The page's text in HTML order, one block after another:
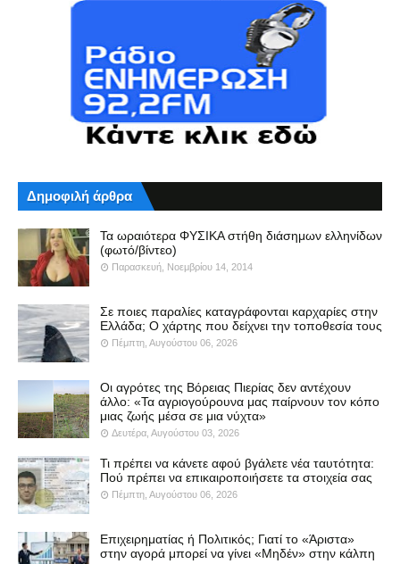
Δημοφιλή άρθρα
Τα ωραιότερα ΦΥΣΙΚΑ στήθη διάσημων ελληνίδων
(φωτό/βίντεο)
Παρασκευή, Νοεμβρίου 14, 2014
Σε ποιες παραλίες καταγράφονται καρχαρίες στην
Ελλάδα; Ο χάρτης που δείχνει την τοποθεσία τους
Πέμπτη, Αυγούστου 06, 2026
Οι αγρότες της Βόρειας Πιερίας δεν αντέχουν
άλλο: «Τα αγριογούρουνα μας παίρνουν τον κόπο
μιας ζωής μέσα σε μια νύχτα»
Δευτέρα, Αυγούστου 03, 2026
Τι πρέπει να κάνετε αφού βγάλετε νέα ταυτότητα:
Πού πρέπει να επικαιροποιήσετε τα στοιχεία σας
Πέμπτη, Αυγούστου 06, 2026
Επιχειρηματίας ή Πολιτικός; Γιατί το «Άριστα»
στην αγορά μπορεί να γίνει «Μηδέν» στην κάλπη